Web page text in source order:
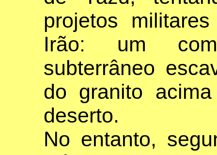
projetos
Irão: um
subterrâneo
do granito
deserto.
No entanto,